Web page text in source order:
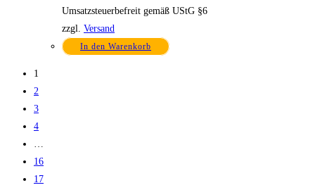
Umsatzsteuerbefreit gemäß UStG §6
zzgl. Versand
In den Warenkorb
1
2
3
4
16
17